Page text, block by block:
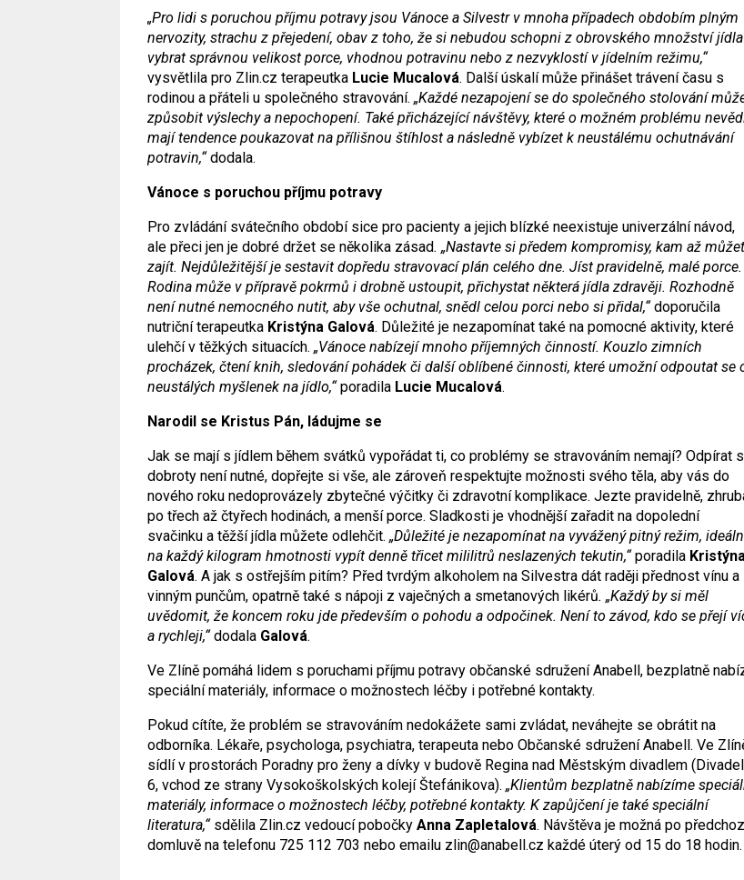
„Pro lidi s poruchou příjmu potravy jsou Vánoce a Silvestr v mnoha případech obdobím plným
nervozity, strachu z přejedení, obav z toho, že si nebudou schopni z obrovského množství jídla
vybrat správnou velikost porce, vhodnou potravinu nebo z nezvyklostí v jídelním režimu,“
vysvětlila pro Zlin.cz terapeutka Lucie Mucalová. Další úskalí může přinášet trávení času s
rodinou a přáteli u společného stravování. „Každé nezapojení se do společného stolování
způsobit výslechy a nepochopení. Také přicházející návštěvy, které o možném problému
mají tendence poukazovat na přílišnou štíhlost a následně vybízet k neustálému ochutnávání
potravin,“dodala.
Vánoce s poruchou příjmu potravy
Pro zvládání svátečního období sice pro pacienty a jejich blízké neexistuje univerzální návod,
ale přeci jen je dobré držet se několika zásad. „Nastavte si předem kompromisy, kam až
zajít. Nejdůležitější je sestavit dopředu stravovací plán celého dne. Jíst pravidelně, malé porce.
Rodina může v přípravě pokrmů i drobně ustoupit, přichystat některá jídla zdravěji. Rozhodně
není nutné nemocného nutit, aby vše ochutnal, snědl celou porci nebo si přidal,“doporučila
nutriční terapeutka Kristýna Galová. Důležité je nezapomínat také na pomocné aktivity, které
ulehčí v těžkých situacích. „Vánoce nabízejí mnoho příjemných činností. Kouzlo zimních
procházek, čtení knih, sledování pohádek či další oblíbené činnosti, které umožní odpoutat se
neustálých myšlenek na jídlo,“poradila Lucie Mucalová.
Narodil se Kristus Pán, ládujme se
Jak se mají s jídlem během svátků vypořádat ti, co problémy se stravováním nemají? Odpírat
dobroty není nutné, dopřejte si vše, ale zároveň respektujte možnosti svého těla, aby vás do
nového roku nedoprovázely zbytečné výčitky či zdravotní komplikace. Jezte pravidelně,
po třech až čtyřech hodinách, a menší porce. Sladkosti je vhodnější zařadit na dopolední
svačinku a těžší jídla můžete odlehčit. „Důležité je nezapomínat na vyvážený pitný režim,
na každý kilogram hmotnosti vypít denně třicet mililitrů neslazených tekutin,“poradila Kristýna
Galová. A jak s ostřejším pitím? Před tvrdým alkoholem na Silvestra dát raději přednost vínu a
vinným punčům, opatrně také s nápoji z vaječných a smetanových likérů. „Každý by si měl
uvědomit, že koncem roku jde především o pohodu a odpočinek. Není to závod, kdo se přejí
a rychleji,“dodala Galová.
Ve Zlíně pomáhá lidem s poruchami příjmu potravy občanské sdružení Anabell, bezplatně
speciální materiály, informace o možnostech léčby i potřebné kontakty.
Pokud cítíte, že problém se stravováním nedokážete sami zvládat, neváhejte se obrátit na
odborníka. Lékaře, psychologa, psychiatra, terapeuta nebo Občanské sdružení Anabell. Ve
sídlí v prostorách Poradny pro ženy a dívky v budově Regina nad Městským divadlem
6, vchod ze strany Vysokoškolských kolejí Štefánikova). „Klientům bezplatně nabízíme
materiály, informace o možnostech léčby, potřebné kontakty. K zapůjčení je také speciální
literatura,“ sdělila Zlin.cz vedoucí pobočky Anna Zapletalová. Návštěva je možná po
domluvě na telefonu 725 112 703 nebo emailu zlin@anabell.cz každé úterý od 15 do 18 hodin.